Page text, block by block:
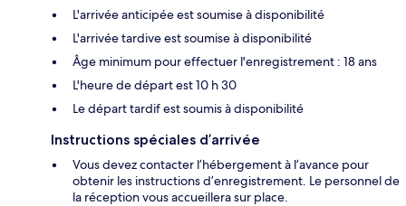
L'arrivée anticipée est soumise à disponibilité
L'arrivée tardive est soumise à disponibilité
Âge minimum pour effectuer l'enregistrement : 18 ans
L'heure de départ est 10 h 30
Le départ tardif est soumis à disponibilité
Instructions spéciales d’arrivée
Vous devez contacter l’hébergement à l’avance pour
obtenir les instructions d’enregistrement. Le personnel de
la réception vous accueillera sur place.